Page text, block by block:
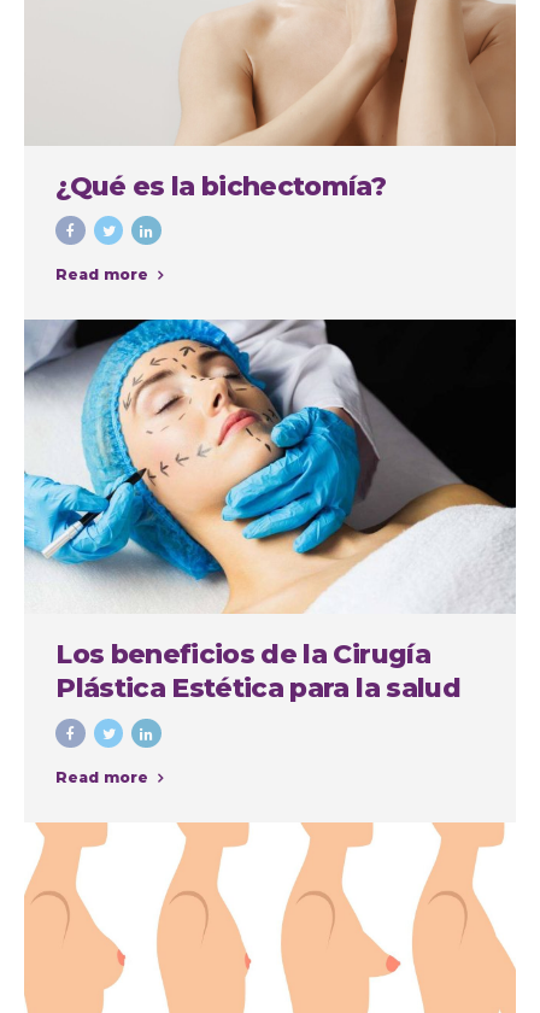
¿Qué es la bichectomía?
Read more
Los beneficios de la Cirugía
Plástica Estética para la salud
física y mental
Read more